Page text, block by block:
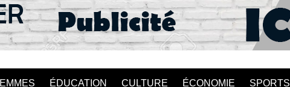
ÉDUCATION CULTURE ÉCONOMIE SPORTS